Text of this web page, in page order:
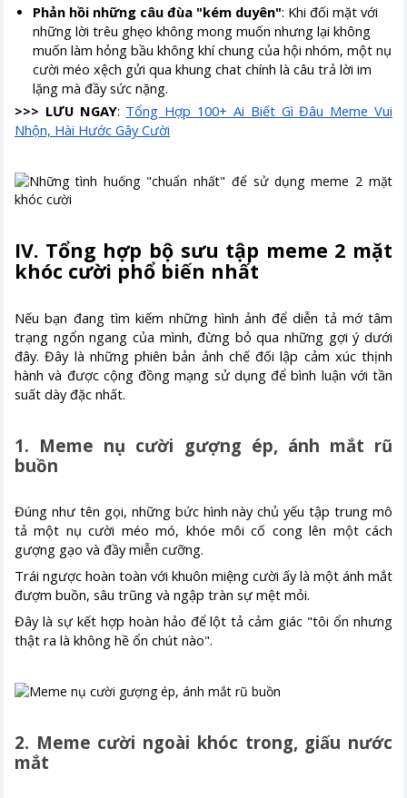
Phản hồi những câu đùa "kém duyên": Khi đối mặt với
những lời trêu ghẹo không mong muốn nhưng lại không
muốn làm hỏng bầu không khí chung của hội nhóm, một nụ
cười méo xệch gửi qua khung chat chính là câu trả lời im
lặng mà đầy sức nặng.
>>> LƯU NGAY: Tổng Hợp 100+ Ai Biết Gì Đâu Meme Vui
Nhộn, Hài Hước Gây Cười
IV. Tổng hợp bộ sưu tập meme 2 mặt
khóc cười phổ biến nhất
Nếu bạn đang tìm kiếm những hình ảnh để diễn tả mớ tâm
trạng ngổn ngang của mình, đừng bỏ qua những gợi ý dưới
đây. Đây là những phiên bản ảnh chế đối lập cảm xúc thịnh
hành và được cộng đồng mạng sử dụng để bình luận với tần
suất dày đặc nhất.
1. Meme nụ cười gượng ép, ánh mắt rũ
buồn
Đúng như tên gọi, những bức hình này chủ yếu tập trung mô
tả một nụ cười méo mó, khóe môi cố cong lên một cách
gượng gạo và đầy miễn cưỡng.
Trái ngược hoàn toàn với khuôn miệng cười ấy là một ánh mắt
đượm buồn, sâu trũng và ngập tràn sự mệt mỏi.
Đây là sự kết hợp hoàn hảo để lột tả cảm giác "tôi ổn nhưng
thật ra là không hề ổn chút nào".
2. Meme cười ngoài khóc trong, giấu nước
mắt